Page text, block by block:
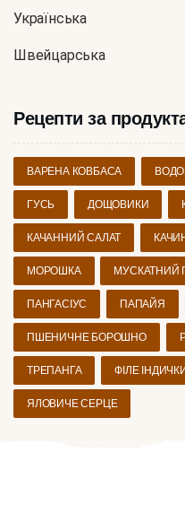
Українська
Швейцарська
Рецепти за
ВАРЕНА КОВБАСА
ГУСЬ ДОЩОВИКИ
КАЧАННИЙ САЛАТ
МОРОШКА МУСКАТНИЙ
ПАНГАСІУС ПАПАЙЯ
ПШЕНИЧНЕ БОРОШНО
ТРЕПАНГА ФІЛЕ ІНДИЧКИ
ЯЛОВИЧЕ СЕРЦЕ